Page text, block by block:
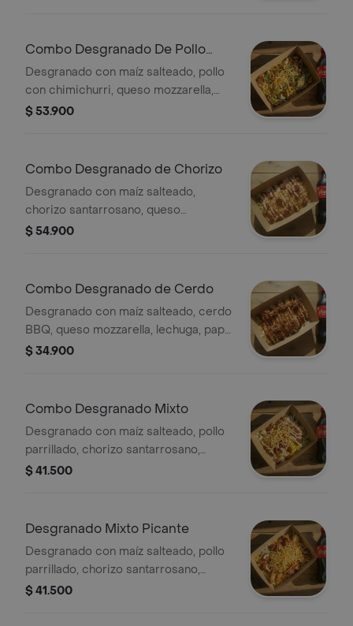
Combo Desgranado De Pollo
Chimichurri
Desgranado con maíz salteado, pollo
con chimichurri, queso mozzarella,
lechuga, papa ripio y alioli y bebida a
$ 53.900
Combo Desgranado de Chorizo
Desgranado con maíz salteado,
chorizo santarrosano, queso
mozzarella, lechuga, papa ripio y salsa
$ 54.900
Combo Desgranado de Cerdo
Desgranado con maíz salteado, cerdo
BBQ, queso mozzarella, lechuga, papa
ripio y alioli y bebida a elección.
$ 34.900
Combo Desgranado Mixto
Desgranado con maíz salteado, pollo
parrillado, chorizo santarrosano,
queso mozzarella, lechuga, papa ripio,
$ 41.500
Desgranado Mixto Picante
Desgranado con maíz salteado, pollo
parrillado, chorizo santarrosano,
queso mozzarella, lechuga, papa ripio,
$ 41.500